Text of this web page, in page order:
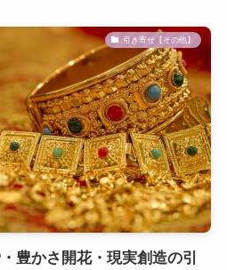
引き寄せ【その他】
豊かさ開花・現実創造の引